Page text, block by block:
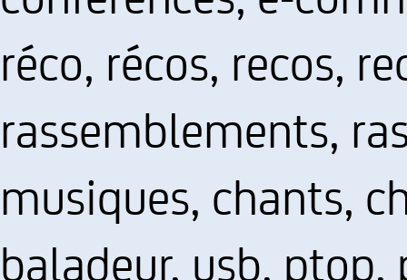
réco, récos, recos,
rassemblements,
musiques, chants,
baladeur, usb, ptop,